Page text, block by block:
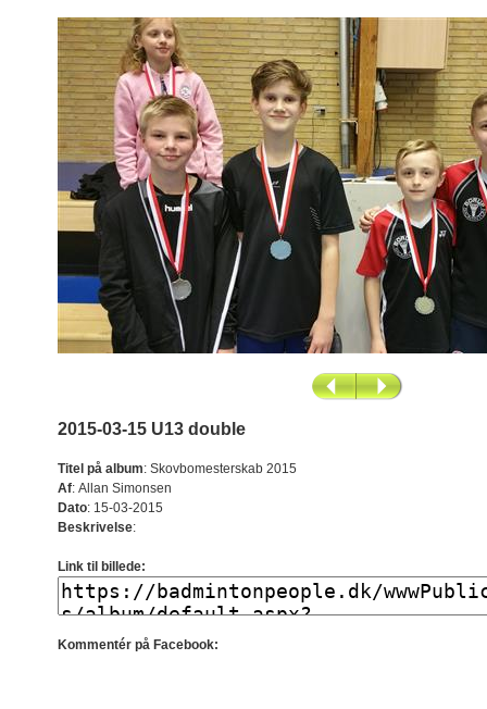
2015-03-15 U13 double
Titel på album: Skovbomesterskab 2015
Af: Allan Simonsen
Dato: 15-03-2015
Beskrivelse:
Link til billede:
Kommentér på Facebook: